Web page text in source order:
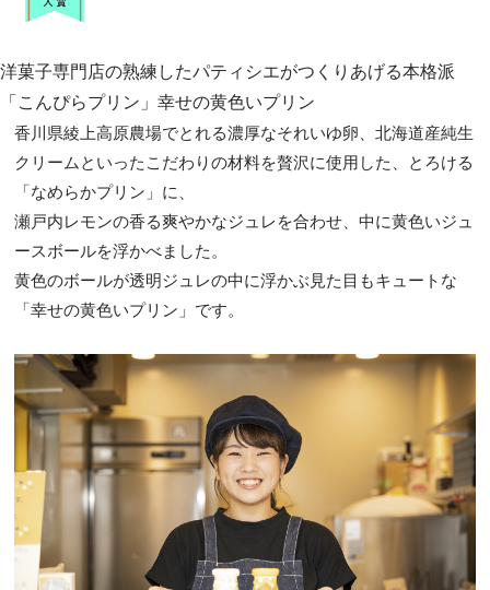
洋菓子専門店の熟練したパティシエがつくりあげる本格派
「こんぴらプリン」幸せの黄色いプリン
香川県綾上高原農場でとれる濃厚なそれいゆ卵、北海道産純生
クリームといったこだわりの材料を贅沢に使用した、とろける
「なめらかプリン」に、
瀬戸内レモンの香る爽やかなジュレを合わせ、中に黄色いジュ
ースボールを浮かべました。
黄色のボールが透明ジュレの中に浮かぶ見た目もキュートな
「幸せの黄色いプリン」です。